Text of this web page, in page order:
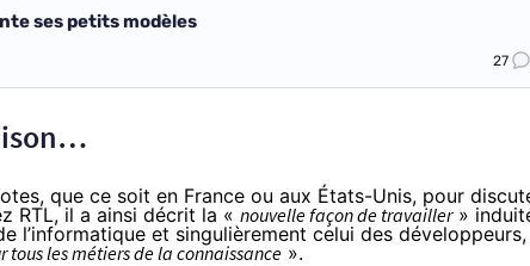
ses petits modèles
27
que ce soit en France ou aux États-Unis, pour
RTL, il a ainsi décrit la « nouvelle façon de travailler»
l’informatique et singulièrement celui des développeurs,
les métiers de la connaissance ».